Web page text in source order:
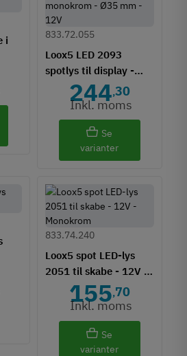
i
Loox5 LED 2093
spotlys til display -
monokrom - Ø35 mm -
833.72.055
244,30
Inkl. moms
Se
varianter
Loox5 spot LED-lys
2051 til skabe - 12V -
Monokrom
833.74.240
155,70
Inkl. moms
Se
varianter